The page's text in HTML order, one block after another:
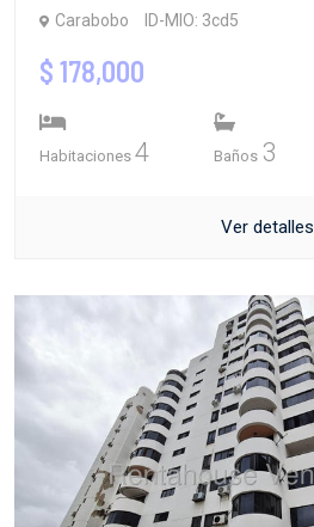
Carabobo ID-MIO: 3cd5
$ 178,000
Habitaciones 4 Baños 3
Ver detalles